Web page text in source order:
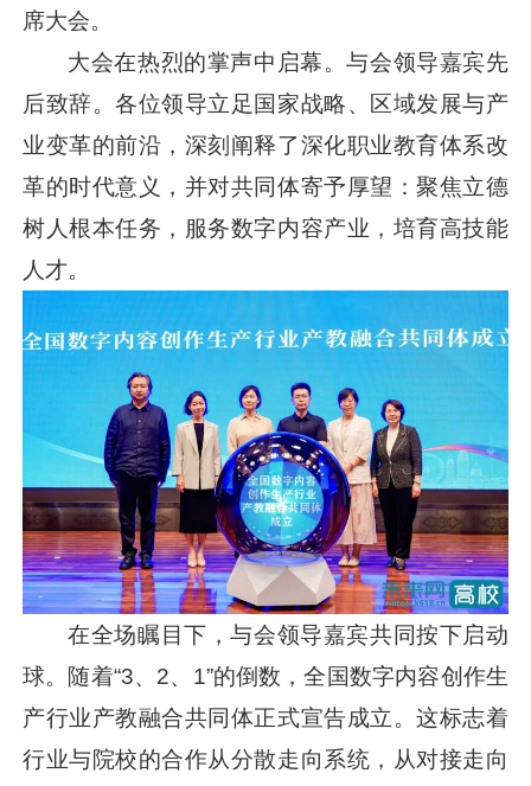
席大会。
大会在热烈的掌声中启幕。与会领导嘉宾先
后致辞。各位领导立足国家战略、区域发展与产
业变革的前沿，深刻阐释了深化职业教育体系改
革的时代意义，并对共同体寄予厚望：聚焦立德
树人根本任务，服务数字内容产业，培育高技能
人才。
在全场瞩目下，与会领导嘉宾共同按下启动
球。随着“3、2、1”的倒数，全国数字内容创作生
产行业产教融合共同体正式宣告成立。这标志着
行业与院校的合作从分散走向系统，从对接走向